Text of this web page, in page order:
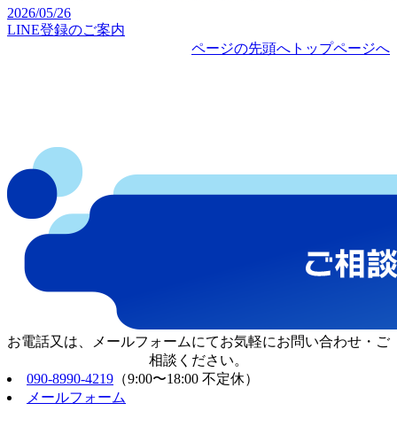
2026/05/26
LINE登録のご案内
ページの先頭へ トップページへ
お電話又は、メールフォームにてお気軽にお問い合わせ・ご
相談ください。
090-8990-4219 （9:00〜18:00 不定休）
メールフォーム